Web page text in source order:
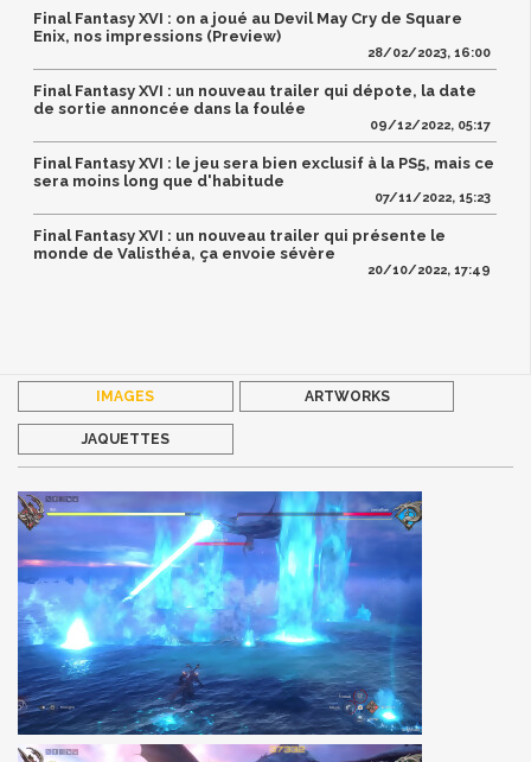
Final Fantasy XVI : on a joué au Devil May Cry de Square
Enix, nos impressions (Preview)
28/02/2023, 16:00
Final Fantasy XVI : un nouveau trailer qui dépote, la date
de sortie annoncée dans la foulée
09/12/2022, 05:17
Final Fantasy XVI : le jeu sera bien exclusif à la PS5, mais ce
sera moins long que d'habitude
07/11/2022, 15:23
Final Fantasy XVI : un nouveau trailer qui présente le
monde de Valisthéa, ça envoie sévère
20/10/2022, 17:49
IMAGES ARTWORKS
JAQUETTES